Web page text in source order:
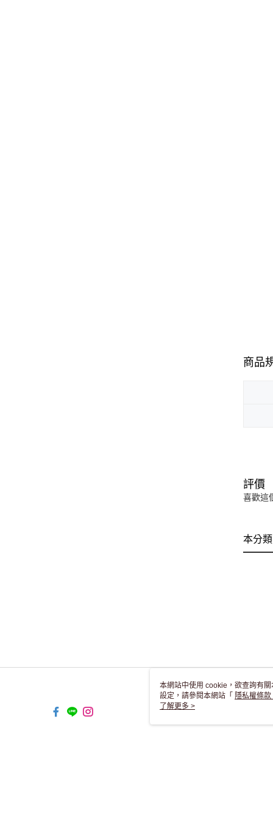
商品
評價
喜歡這
本分
本網站中使用 cookie，欲查詢有
設定，請參閱本網站「 隱私權條款
使用 cookie。
了解更多 >